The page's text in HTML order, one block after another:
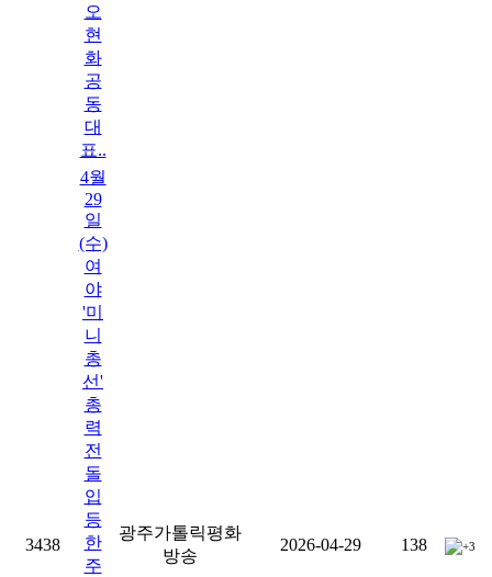
오
현
화
공
동
대
표..
3438
4월
29
일
(수)
여
야
'미
니
총
선'
총
력
전
돌
입
등
한
주
광주가톨릭평화
방송
2026-04-29 138 +3